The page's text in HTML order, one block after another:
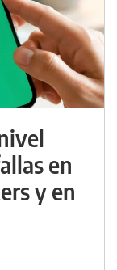
en
y en